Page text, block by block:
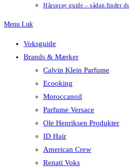
Hårspray guide – sådan finder
Menu Luk
Voksguide
Brands & Mærker
Calvin Klein Parfume
Ecooking
Moroccanoil
Parfume Versace
Ole Henriksen Produkter
ID Hair
American Crew
Renati Voks